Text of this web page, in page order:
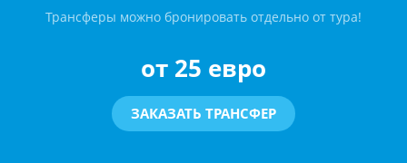
Трансферы можно бронировать отдельно от тура!
от 25 евро
ЗАКАЗАТЬ ТРАНСФЕР